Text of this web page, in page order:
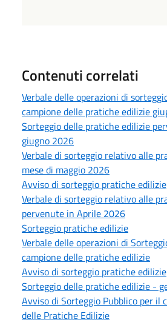
Contenuti correlati
Verbale delle operazioni di
campione delle pratiche edilizie
Sorteggio delle pratiche edilizie
giugno 2026
Verbale di sorteggio relativo alle
mese di maggio 2026
Avviso di sorteggio pratiche edilizie
Verbale di sorteggio relativo alle
pervenute in Aprile 2026
Sorteggio pratiche edilizie
Verbale delle operazioni di
campione delle pratiche edilizie
Avviso di sorteggio pratiche edilizie
Sorteggio delle pratiche edilizie -
Avviso di Sorteggio Pubblico per il
delle Pratiche Edilizie